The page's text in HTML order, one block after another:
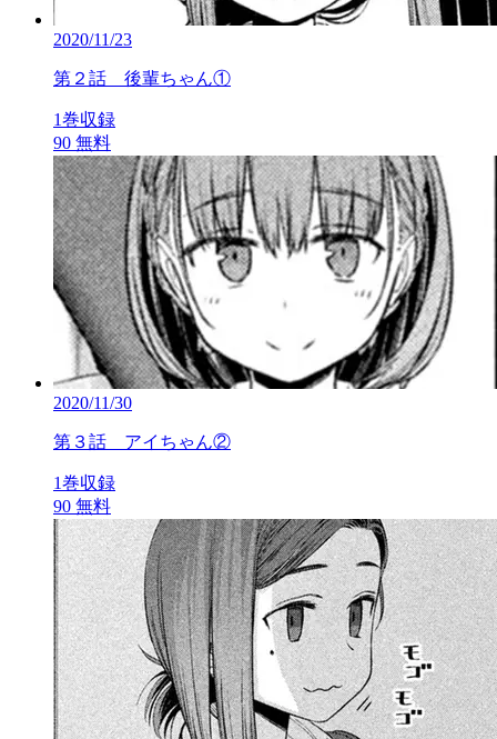
2020/11/23
第２話 後輩ちゃん①
1巻収録
90 無料
2020/11/30
第３話 アイちゃん②
1巻収録
90 無料